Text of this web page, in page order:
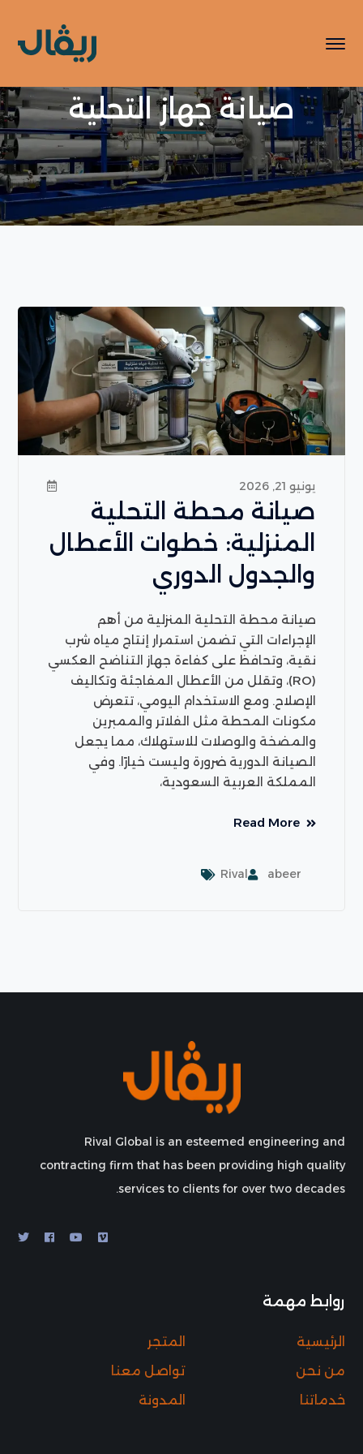
صيانة جهاز التحلية
يونيو 21, 2026
صيانة محطة التحلية
المنزلية: خطوات الأعطال
والجدول الدوري
صيانة محطة التحلية المنزلية من أهم
الإجراءات التي تضمن استمرار إنتاج مياه شرب
نقية، وتحافظ على كفاءة جهاز التناضح العكسي
(RO)، وتقلل من الأعطال المفاجئة وتكاليف
الإصلاح. ومع الاستخدام اليومي، تتعرض
مكونات المحطة مثل الفلاتر والممبرين
والمضخة والوصلات للاستهلاك، مما يجعل
الصيانة الدورية ضرورة وليست خيارًا. وفي
المملكة العربية السعودية،
Read More
abeer
Rival
Rival Global is an esteemed engineering and
contracting firm that has been providing high quality
services to clients for over two decades.
روابط مهمة
المتجر
الرئيسية
تواصل معنا
من نحن
المدونة
خدماتنا